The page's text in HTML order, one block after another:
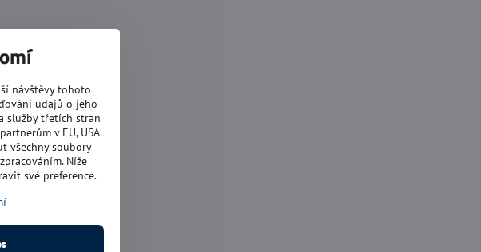
návštěvy tohoto
údajů o jeho
služby třetích stran
v EU, USA
všechny soubory
Níže
své preference.